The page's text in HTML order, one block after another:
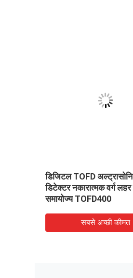
डिजिटल TOFD
डिटेक्टर नकारात्मक वर्ग
समायोज्य TOFD400
सबसे अच्छी कीमत